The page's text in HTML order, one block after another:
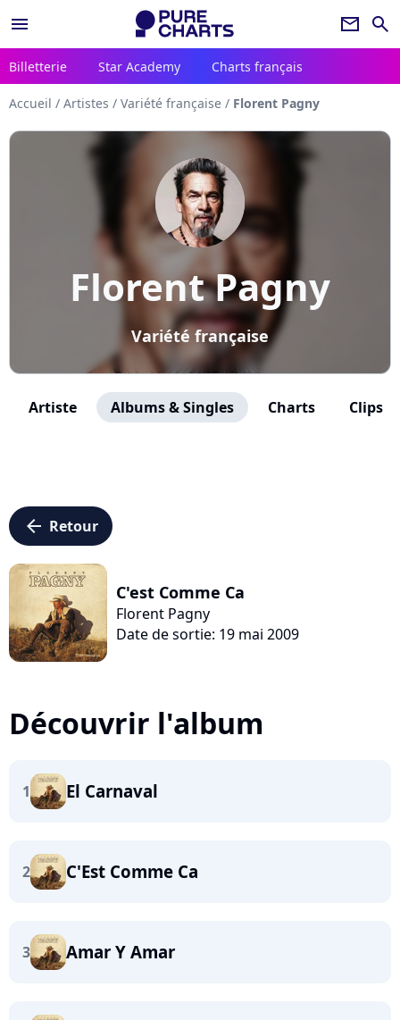
menu newsletter search
Billetterie Star Academy Charts français
Accueil / Artistes / Variété française / Florent Pagny
Florent Pagny
Variété française
Artiste Albums & Singles Charts Clips
arrow_left Retour
C'est Comme Ca
Florent Pagny
Date de sortie: 19 mai 2009
Découvrir l'album
1 El Carnaval
2 C'Est Comme Ca
3 Amar Y Amar